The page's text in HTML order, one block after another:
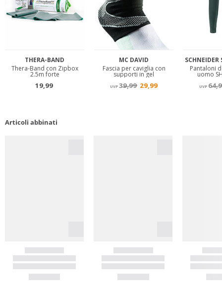
Articoli abbinati